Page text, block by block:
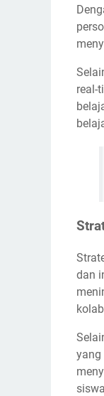
real-
dan
yang